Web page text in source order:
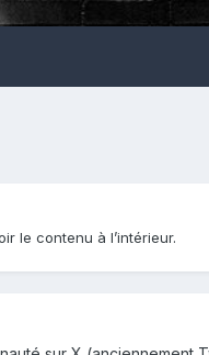
le contenu à l’intérieur.